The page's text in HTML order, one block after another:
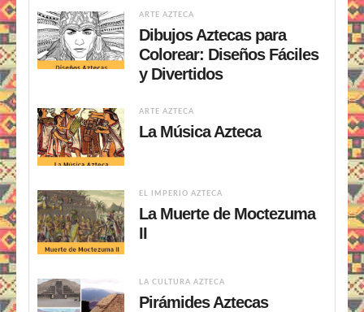
ARTE AZTECA
Dibujos Aztecas para
Colorear: Diseños Fáciles
y Divertidos
ARTE AZTECA
La Música Azteca
EL IMPERIO AZTECA
La Muerte de Moctezuma
II
LA CULTURA AZTECA
Pirámides Aztecas